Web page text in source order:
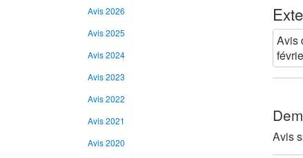
Avis 2026
Avis 2025
Avis 2024
Avis 2023
Avis 2022
Avis 2021
Avis 2020
Avis
Avis